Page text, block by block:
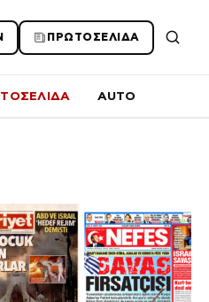
ΠΡΩΤΟΣΕΛΙΔΑ
AUTO